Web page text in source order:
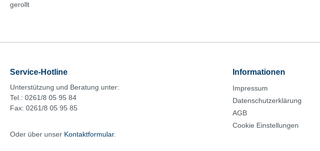
gerollt
Service-Hotline
Unterstützung und Beratung unter:
Tel.: 0261/8 05 95 84
Fax: 0261/8 05 95 85
Oder über unser Kontaktformular.
Informationen
Impressum
Datenschutzerklärung
AGB
Cookie Einstellungen